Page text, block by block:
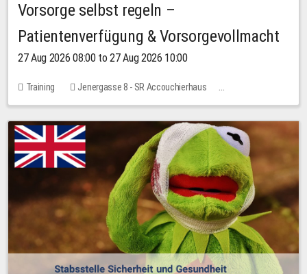
Vorsorge selbst regeln –
Patientenverfügung & Vorsorgevollmacht
27 Aug 2026 08:00 to 27 Aug 2026 10:00
Training
Jenergasse 8 - SR Accouchierhaus
No free places